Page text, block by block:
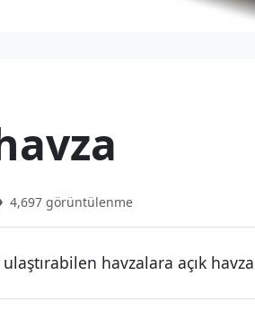
4,697 görüntülenme
ulaştırabilen havzalara açık